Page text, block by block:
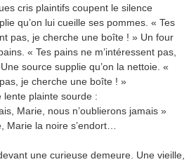
cris plaintifs coupent le silence
qu’on lui cueille ses pommes. « Tes
pas, je cherche une boîte ! » Un four
« Tes pains ne m’intéressent pas,
source supplie qu’on la nettoie. «
je cherche une boîte ! »
lente plainte sourde :
Marie, nous n’oublierons jamais »
Marie la noire s’endort…
une curieuse demeure. Une vieille,